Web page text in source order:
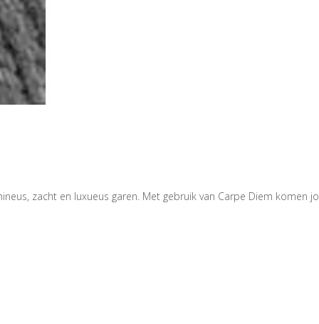
zacht en luxueus garen. Met gebruik van Carpe Diem komen